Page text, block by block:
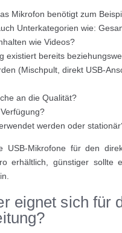
Mikrofon benötigt zum
Unterkategorien wie:
wie Videos?
existiert bereits
(Mischpult, direkt USB-
an die Qualität?
werden oder
USB-Mikrofone für den
erhältlich, günstiger sollte
eignet sich für